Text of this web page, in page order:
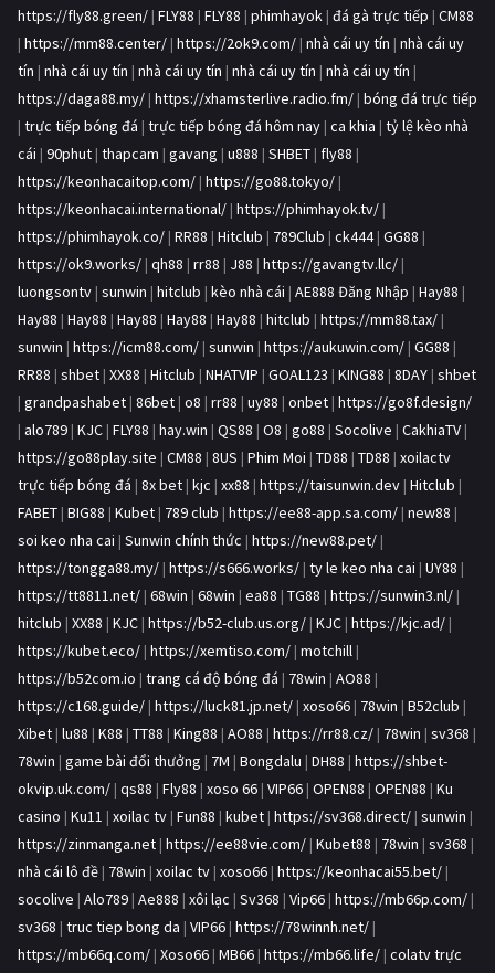
https://fly88.green/ | FLY88 | FLY88 | phimhayok | đá gà trực tiếp | CM88
| https://mm88.center/ | https://2ok9.com/ | nhà cái uy tín | nhà cái uy
tín | nhà cái uy tín | nhà cái uy tín | nhà cái uy tín | nhà cái uy tín |
https://daga88.my/ | https://xhamsterlive.radio.fm/ | bóng đá trực tiếp
| trực tiếp bóng đá | trực tiếp bóng đá hôm nay | ca khia | tỷ lệ kèo nhà
cái | 90phut | thapcam | gavang | u888 | SHBET | fly88 |
https://keonhacaitop.com/ | https://go88.tokyo/ |
https://keonhacai.international/ | https://phimhayok.tv/ |
https://phimhayok.co/ | RR88 | Hitclub | 789Club | ck444| GG88 |
https://ok9.works/ | qh88 | rr88 | J88 | https://gavangtv.llc/ |
luongsontv | sunwin | hitclub | kèo nhà cái | AE888 Đăng Nhập | Hay88 |
Hay88 | Hay88 | Hay88 | Hay88 | Hay88 | hitclub | https://mm88.tax/ |
sunwin | https://icm88.com/ | sunwin | https://aukuwin.com/ | GG88 |
RR88 | shbet | XX88 | Hitclub | NHATVIP | GOAL123 | KING88 | 8DAY | shbet
| grandpashabet | 86bet | o8 | rr88 | uy88 | onbet | https://go8f.design/
| alo789 | KJC | FLY88 | hay.win | QS88 | O8 | go88 | Socolive | CakhiaTV |
https://go88play.site | CM88 | 8US | Phim Moi | TD88 | TD88 | xoilactv
trực tiếp bóng đá | 8x bet | kjc | xx88 | https://taisunwin.dev | Hitclub |
FABET | BIG88 | Kubet | 789 club | https://ee88-app.sa.com/ | new88 |
soi keo nha cai | Sunwin chính thức | https://new88.pet/ |
https://tongga88.my/ | https://s666.works/ | ty le keo nha cai | UY88 |
https://tt8811.net/ | 68win | 68win | ea88 | TG88 | https://sunwin3.nl/ |
hitclub | XX88 | KJC | https://b52-club.us.org/ | KJC | https://kjc.ad/ |
https://kubet.eco/ | https://xemtiso.com/ | motchill |
https://b52com.io | trang cá độ bóng đá | 78win | AO88 |
https://c168.guide/ | https://luck81.jp.net/ | xoso66 | 78win | B52club |
Xibet | lu88 | K88 | TT88 | King88 | AO88 | https://rr88.cz/ | 78win | sv368 |
78win | game bài đổi thưởng | 7M | Bongdalu | DH88 | https://shbet-
okvip.uk.com/ | qs88 | Fly88 | xoso 66 | VIP66 | OPEN88 | OPEN88 | Ku
casino | Ku11 | xoilac tv | Fun88 | kubet | https://sv368.direct/ | sunwin |
https://zinmanga.net | https://ee88vie.com/ | Kubet88 | 78win | sv368 |
nhà cái lô đề | 78win | xoilac tv | xoso66 | https://keonhacai55.bet/ |
socolive | Alo789 | Ae888 | xôi lạc | Sv368 | Vip66 | https://mb66p.com/ |
sv368 | truc tiep bong da | VIP66 | https://78winnh.net/ |
https://mb66q.com/ | Xoso66 | MB66 | https://mb66.life/ | colatv trực